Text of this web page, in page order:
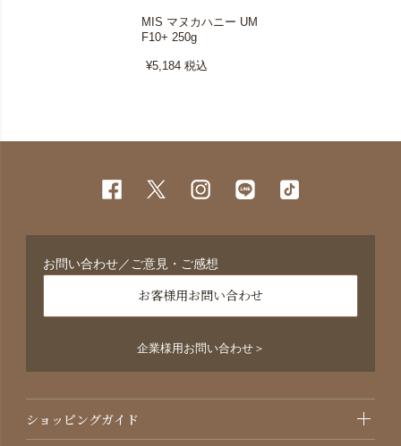
MIS マヌカハニー UM
F10+ 250g
¥5,184 税込
お問い合わせ／ご意見・ご感想
お客様用お問い合わせ
企業様用お問い合わせ＞
ショッピングガイド